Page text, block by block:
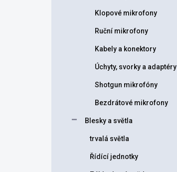
Klopové mikrofony
Ruční mikrofony
Kabely a konektory
Úchyty, svorky a adaptéry
Shotgun mikrofóny
Bezdrátové mikrofony
Blesky a světla
trvalá světla
Řídící jednotky